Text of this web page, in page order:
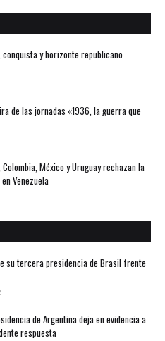
y horizonte republicano
de las jornadas «1936, la guerra que
México y Uruguay rechazan la
Venezuela
su tercera presidencia de Brasil frente
de Argentina deja en evidencia a
respuesta